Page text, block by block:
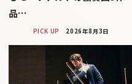
品…
PICK UP 2026年8月3日